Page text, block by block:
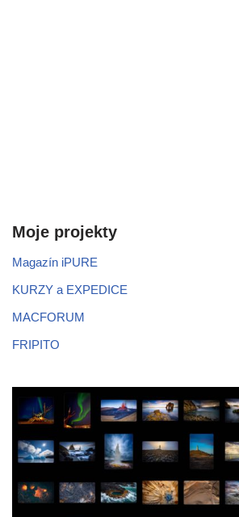
Moje projekty
Magazín iPURE
KURZY a EXPEDICE
MACFORUM
FRIPITO